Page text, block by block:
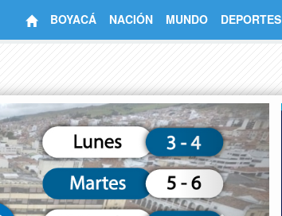
BOYACÁ NACIÓN MUNDO DEPORTES
Next